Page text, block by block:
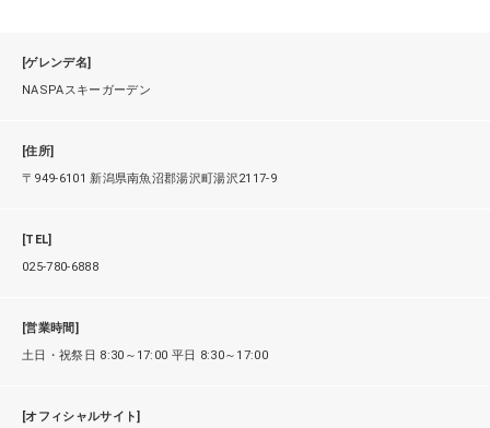
[ゲレンデ名]
NASPAスキーガーデン
[住所]
〒949-6101 新潟県南魚沼郡湯沢町湯沢2117-9
[TEL]
025-780-6888
[営業時間]
土日・祝祭日 8:30～17:00 平日 8:30～17:00
[オフィシャルサイト]